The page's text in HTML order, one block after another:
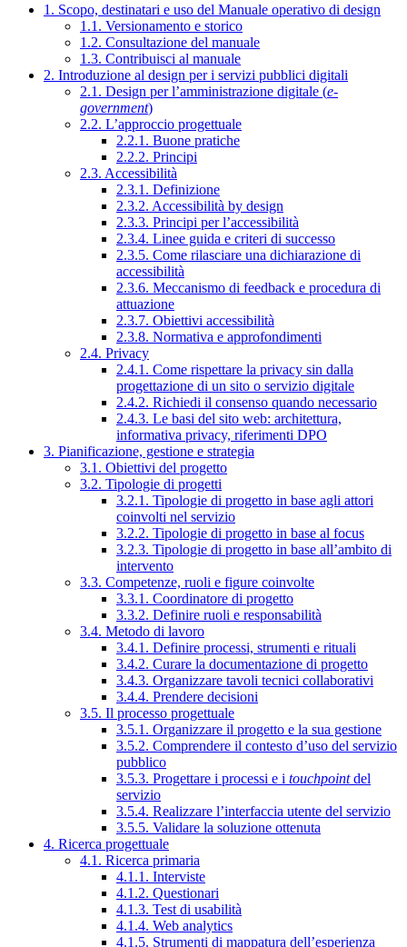
1. Scopo, destinatari e uso del Manuale operativo di design
1.1. Versionamento e storico
1.2. Consultazione del manuale
1.3. Contribuisci al manuale
2. Introduzione al design per i servizi pubblici digitali
2.1. Design per l’amministrazione digitale (e-
government)
2.2. L’approccio progettuale
2.2.1. Buone pratiche
2.2.2. Principi
2.3. Accessibilità
2.3.1. Definizione
2.3.2. Accessibilità by design
2.3.3. Principi per l’accessibilità
2.3.4. Linee guida e criteri di successo
2.3.5. Come rilasciare una dichiarazione di
accessibilità
2.3.6. Meccanismo di feedback e procedura di
attuazione
2.3.7. Obiettivi accessibilità
2.3.8. Normativa e approfondimenti
2.4. Privacy
2.4.1. Come rispettare la privacy sin dalla
progettazione di un sito o servizio digitale
2.4.2. Richiedi il consenso quando necessario
2.4.3. Le basi del sito web: architettura,
informativa privacy, riferimenti DPO
3. Pianificazione, gestione e strategia
3.1. Obiettivi del progetto
3.2. Tipologie di progetti
3.2.1. Tipologie di progetto in base agli attori
coinvolti nel servizio
3.2.2. Tipologie di progetto in base al focus
3.2.3. Tipologie di progetto in base all’ambito di
intervento
3.3. Competenze, ruoli e figure coinvolte
3.3.1. Coordinatore di progetto
3.3.2. Definire ruoli e responsabilità
3.4. Metodo di lavoro
3.4.1. Definire processi, strumenti e rituali
3.4.2. Curare la documentazione di progetto
3.4.3. Organizzare tavoli tecnici collaborativi
3.4.4. Prendere decisioni
3.5. Il processo progettuale
3.5.1. Organizzare il progetto e la sua gestione
3.5.2. Comprendere il contesto d’uso del servizio
pubblico
3.5.3. Progettare i processi e i touchpointdel
servizio
3.5.4. Realizzare l’interfaccia utente del servizio
3.5.5. Validare la soluzione ottenuta
4. Ricerca progettuale
4.1. Ricerca primaria
4.1.1. Interviste
4.1.2. Questionari
4.1.3. Test di usabilità
4.1.4. Web analytics
4.1.5. Strumenti di mappatura dell’esperienza